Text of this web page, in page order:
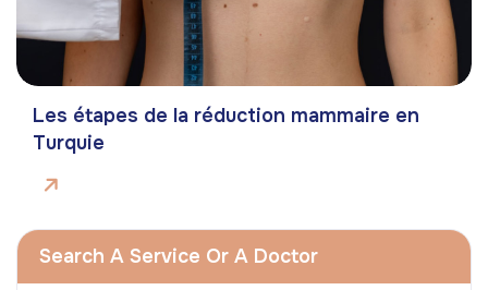
Les étapes de la réduction mammaire en
Turquie
Search A Service Or A Doctor